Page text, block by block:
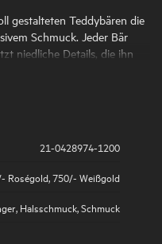
gestalteten Teddybären die
Schmuck. Jeder Bär
niedliche Details, die ihn
machen. Durch seine
21-0428974-1200
Roségold 750/- Weißgold
Halsschmuck Schmuck